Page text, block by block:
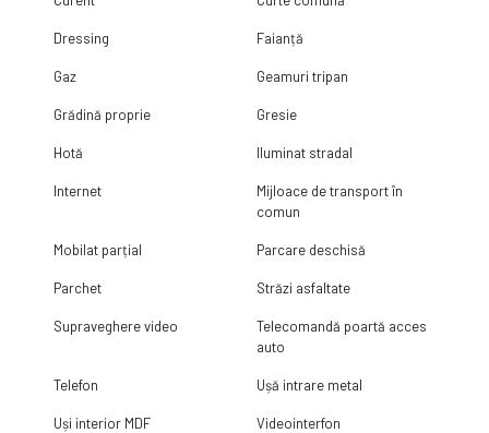
Dressing Faianță
Gaz Geamuri tripan
Grădină proprie Gresie
Hotă Iluminat stradal
Internet
Mijloace de transport în
comun
Mobilat parțial Parcare deschisă
Parchet Străzi asfaltate
Supraveghere video
Telecomandă poartă acces
auto
Telefon Ușă intrare metal
Uși interior MDF Videointerfon